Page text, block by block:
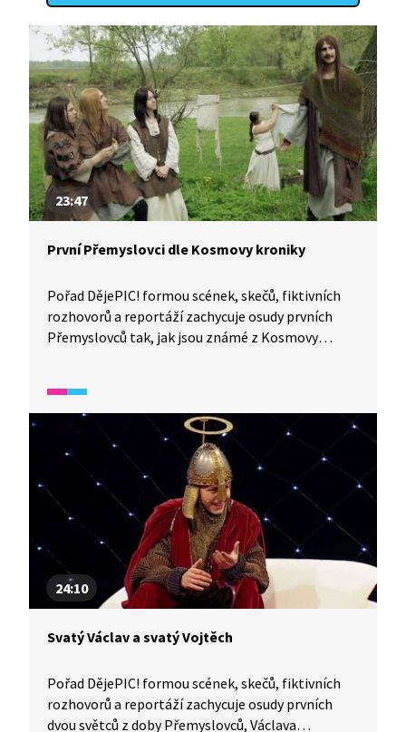
23:47
První Přemyslovci dle Kosmovy kroniky
Pořad DějePIC! formou scének, skečů, fiktivních
rozhovorů a reportáží zachycuje osudy prvních
Přemyslovců tak, jak jsou známé z Kosmovy
24:10
Svatý Václav a svatý Vojtěch
Pořad DějePIC! formou scének, skečů, fiktivních
rozhovorů a reportáží zachycuje osudy prvních
dvou světců z doby Přemyslovců, Václava